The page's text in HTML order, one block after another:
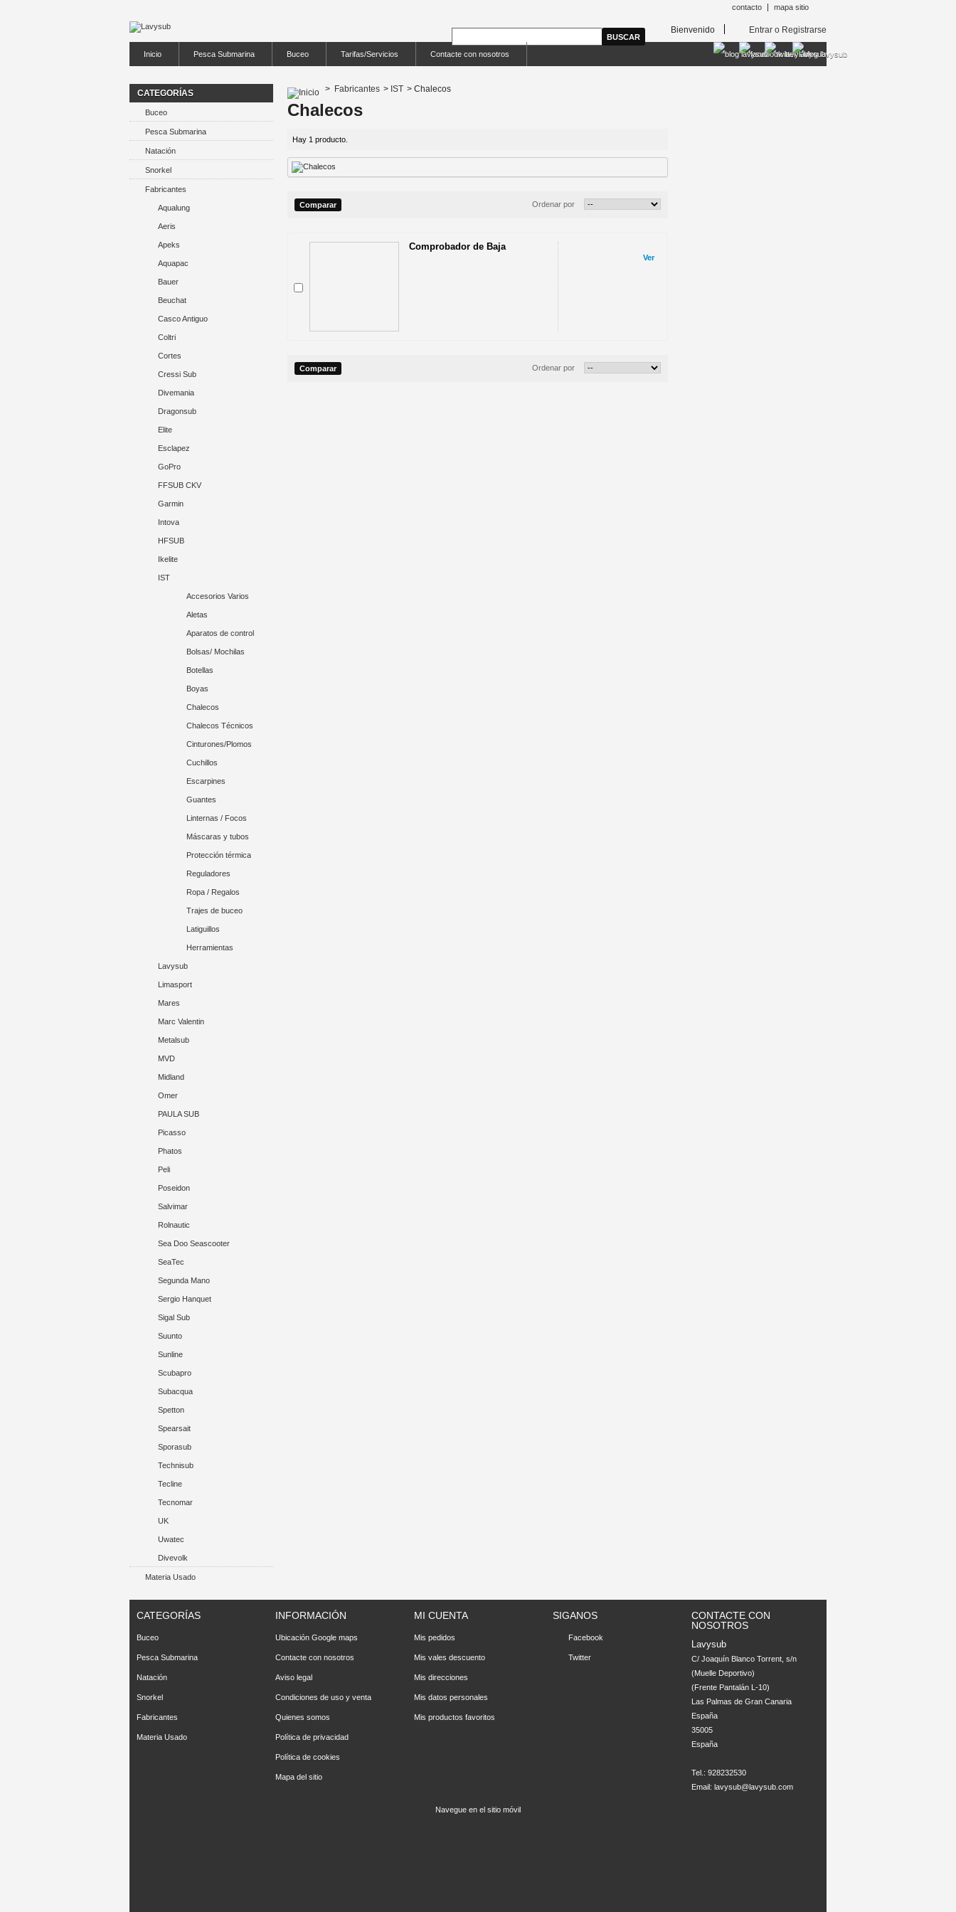
contacto mapa sitio
Bienvenido Entrar o Registrarse
Inicio Pesca Submarina Buceo Tarifas/Servicios Contacte con nosotros
CATEGORÍAS
Buceo
Pesca Submarina
Natación
Snorkel
Fabricantes
Aqualung
Aeris
Apeks
Aquapac
Bauer
Beuchat
Casco Antiguo
Coltri
Cortes
Cressi Sub
Divemania
Dragonsub
Elite
Esclapez
GoPro
FFSUB CKV
Garmin
Intova
HFSUB
Ikelite
IST
Accesorios Varios
Aletas
Aparatos de control
Bolsas/ Mochilas
Botellas
Boyas
Chalecos
Chalecos Técnicos
Cinturones/Plomos
Cuchillos
Escarpines
Guantes
Linternas / Focos
Máscaras y tubos
Protección térmica
Reguladores
Ropa / Regalos
Trajes de buceo
Latiguillos
Herramientas
Lavysub
Limasport
Mares
Marc Valentin
Metalsub
MVD
Midland
Omer
PAULA SUB
Picasso
Phatos
Peli
Poseidon
Salvimar
Rolnautic
Sea Doo Seascooter
SeaTec
Segunda Mano
Sergio Hanquet
Sigal Sub
Suunto
Sunline
Scubapro
Subacqua
Spetton
Spearsait
Sporasub
Technisub
Tecline
Tecnomar
UK
Uwatec
Divevolk
Materia Usado
> Fabricantes > IST > Chalecos
Chalecos
Hay 1 producto.
Ordenar por
Comprobador de Baja
Ver
Ordenar por
CATEGORÍAS
Buceo
Pesca Submarina
Natación
Snorkel
Fabricantes
Materia Usado
INFORMACIÓN
Ubicación Google maps
Contacte con nosotros
Aviso legal
Condiciones de uso y venta
Quienes somos
Política de privacidad
Política de cookies
Mapa del sitio
MI CUENTA
Mis pedidos
Mis vales descuento
Mis direcciones
Mis datos personales
Mis productos favoritos
SIGANOS
Facebook
Twitter
CONTACTE CON
NOSOTROS
Lavysub
C/ Joaquín Blanco Torrent, s/n
(Muelle Deportivo)
(Frente Pantalán L-10)
Las Palmas de Gran Canaria
España
35005
España
Tel.: 928232530
Email: lavysub@lavysub.com
Navegue en el sitio móvil